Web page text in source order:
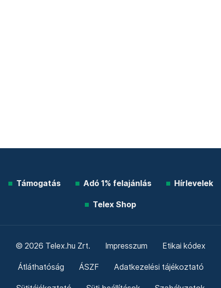
Támogatás Adó 1% felajánlás Hírlevelek
Telex Shop
© 2026 Telex.hu Zrt. Impresszum Etikai kódex
Átláthatóság ÁSZF Adatkezelési tájékoztató